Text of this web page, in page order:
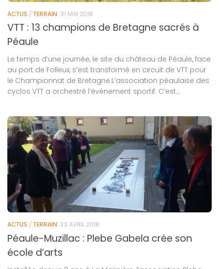
ACTUS / TERRAIN 31 MAI 2018
VTT : 13 champions de Bretagne sacrés à
Péaule
Le temps d’une journée, le site du château de Péaule, face
au port de Folleux, s’est transformé en circuit de VTT pour
le Championnat de Bretagne.L’association péaulaise des
cyclos VTT a orchestré l’événement sportif. C’est...
ACTUS / TERRAIN 23 AVRIL 2018
Péaule-Muzillac : Plebe Gabela crée son
école d’arts